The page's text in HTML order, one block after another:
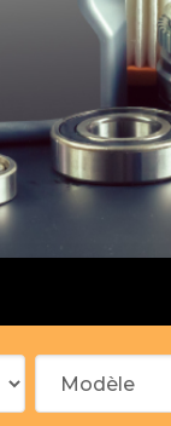
principal
fusée
distribution